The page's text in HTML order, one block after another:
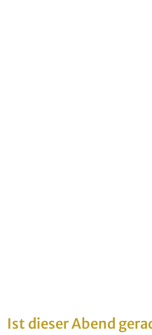
Ist dieser Abend